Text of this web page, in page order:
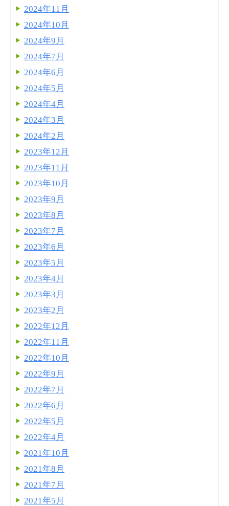
2024年11月
2024年10月
2024年9月
2024年7月
2024年6月
2024年5月
2024年4月
2024年3月
2024年2月
2023年12月
2023年11月
2023年10月
2023年9月
2023年8月
2023年7月
2023年6月
2023年5月
2023年4月
2023年3月
2023年2月
2022年12月
2022年11月
2022年10月
2022年9月
2022年7月
2022年6月
2022年5月
2022年4月
2021年10月
2021年8月
2021年7月
2021年5月